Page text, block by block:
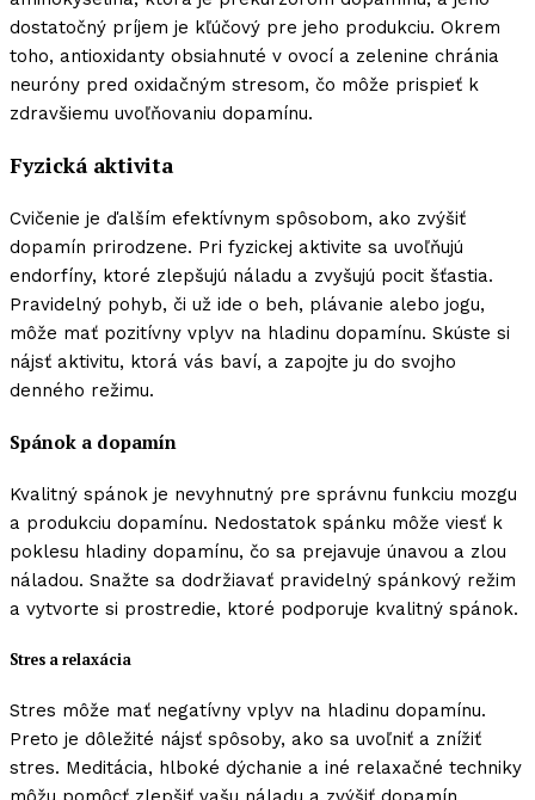
dostatočný príjem je kľúčový pre jeho produkciu. Okrem
toho, antioxidanty obsiahnuté v ovocí a zelenine chránia
neuróny pred oxidačným stresom, čo môže prispieť k
zdravšiemu uvoľňovaniu dopamínu.
Fyzická aktivita
Cvičenie je ďalším efektívnym spôsobom, ako zvýšiť
dopamín prirodzene. Pri fyzickej aktivite sa uvoľňujú
endorfíny, ktoré zlepšujú náladu a zvyšujú pocit šťastia.
Pravidelný pohyb, či už ide o beh, plávanie alebo jogu,
môže mať pozitívny vplyv na hladinu dopamínu. Skúste si
nájsť aktivitu, ktorá vás baví, a zapojte ju do svojho
denného režimu.
Spánok a dopamín
Kvalitný spánok je nevyhnutný pre správnu funkciu mozgu
a produkciu dopamínu. Nedostatok spánku môže viesť k
poklesu hladiny dopamínu, čo sa prejavuje únavou a zlou
náladou. Snažte sa dodržiavať pravidelný spánkový režim
a vytvorte si prostredie, ktoré podporuje kvalitný spánok.
Stres a relaxácia
Stres môže mať negatívny vplyv na hladinu dopamínu.
Preto je dôležité nájsť spôsoby, ako sa uvoľniť a znížiť
stres. Meditácia, hlboké dýchanie a iné relaxačné techniky